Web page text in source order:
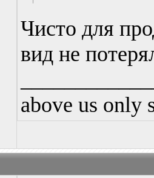
Чисто для
вид не
above us only